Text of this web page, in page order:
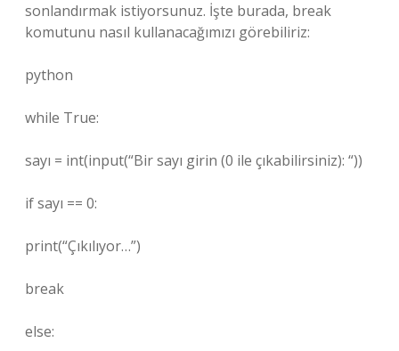
sonlandırmak istiyorsunuz. İşte burada, break
komutunu nasıl kullanacağımızı görebiliriz:
python
while True:
sayı = int(input(“Bir sayı girin (0 ile çıkabilirsiniz): “))
if sayı == 0:
print(“Çıkılıyor…”)
break
else: